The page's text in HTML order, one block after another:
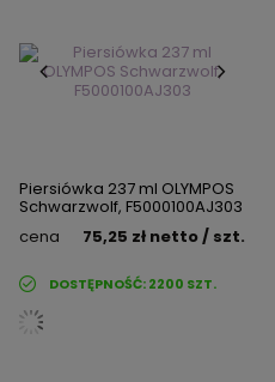
Piersiówka 237 ml OLYMPOS
Schwarzwolf, F5000100AJ303
cena
75,25 zł netto/ szt.
DOSTĘPNOŚĆ:2200 SZT.